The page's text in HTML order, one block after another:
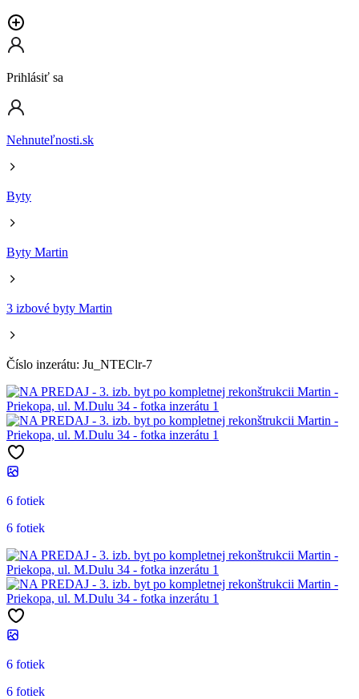
Prihlásiť sa
Nehnuteľnosti.sk
Byty
Byty Martin
3 izbové byty Martin
Číslo inzerátu: Ju_NTEClr-7
6 fotiek
6 fotiek
6 fotiek
6 fotiek